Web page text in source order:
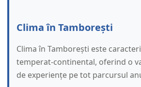
Clima în Tamborești
Clima în Tamborești este
temperat-continental, oferind o
de experiențe pe tot parcursul